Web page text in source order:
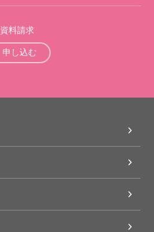
資料請求
申し込む